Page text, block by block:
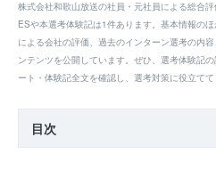
株式会社和歌山放送の社員・元社員による総合
ESや本選考体験記は1件あります。基本情報の
による会社の評価、過去のインターン選考の内
ンテンツを公開しています。ぜひ、選考体験記
ート・体験記全文を確認し、選考対策に役立てて
目次